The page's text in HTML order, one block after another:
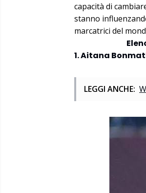
capacità di
stanno
marcatrici del
1. Aitana
LEGGI ANCHE: